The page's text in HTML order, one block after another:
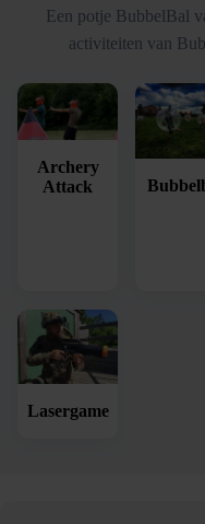
Een potje BubbelBal
activiteiten van
Archery
Attack
Lasergame